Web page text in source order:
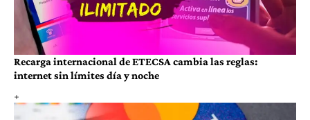
Recarga internacional de ETECSA cambia las reglas:
internet sin límites día y noche